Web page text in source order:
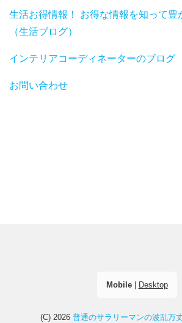
生活お得情報！ お得な情報を知って豊
（生活ブログ）
インテリアコーディネーターのブログ
お問い合わせ
Mobile| Desktop
(C) 2026 普通のサラリーマンの波乱万